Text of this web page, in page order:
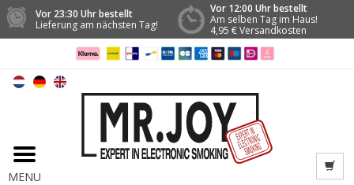
Vor 23:30 Uhr bestellt
Lieferung am nächsten Tag!
Vor 12:00 Uhr bestellt
Am selben Tag im Haus!
4,95 € Versandkosten
MENU